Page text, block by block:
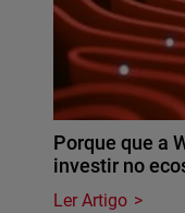
Porque que a
investir no
Ler Artigo